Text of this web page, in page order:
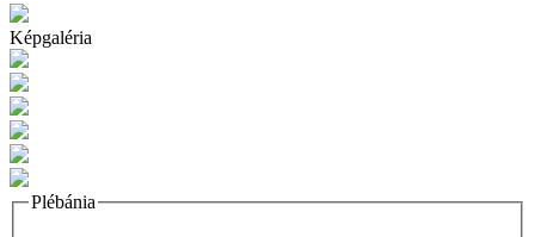
Képgaléria
Plébánia